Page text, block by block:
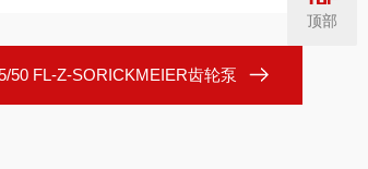
50 FL-Z-SORICKMEIER齿轮泵
顶部